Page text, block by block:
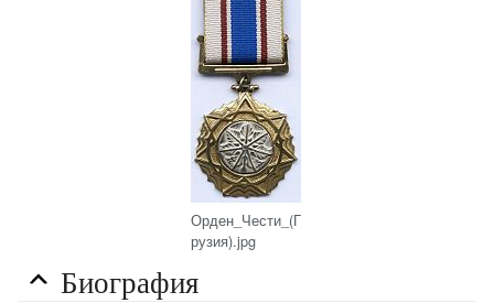
Орден_Чести_(Г
рузия).jpg
Биография